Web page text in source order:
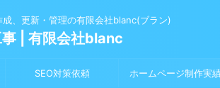
、更新・管理の有限会社blanc(ブラン)
| 有限会社blanc
SEO対策依頼 ホームページ制作実